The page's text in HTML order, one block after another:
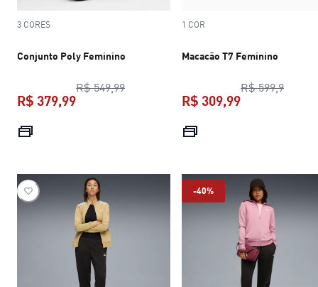
3 CORES
Conjunto Poly Feminino
R$ 549,99preço original R$ 549,99
R$ 379,99
preço atual R$ 379,99
1 COR
Macacão T7 Feminino
R$ 599,9preço
R$ 309,99
-40%